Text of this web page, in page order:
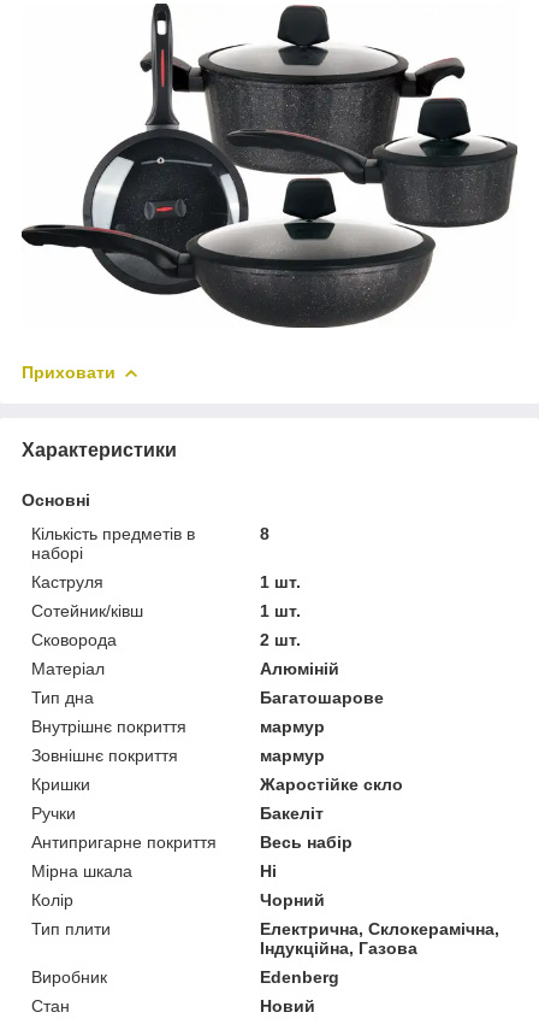
Приховати
Характеристики
Основні
Кількість предметів в
наборі
8
Каструля
1 шт.
Сотейник/ківш
1 шт.
Сковорода
2 шт.
Матеріал
Алюміній
Тип дна
Багатошарове
Внутрішнє покриття
мармур
Зовнішнє покриття
мармур
Кришки
Жаростійке скло
Ручки
Бакеліт
Антипригарне покриття
Весь набір
Мірна шкала
Ні
Колір
Чорний
Тип плити
Електрична, Склокерамічна,
Індукційна, Газова
Виробник
Edenberg
Стан
Новий